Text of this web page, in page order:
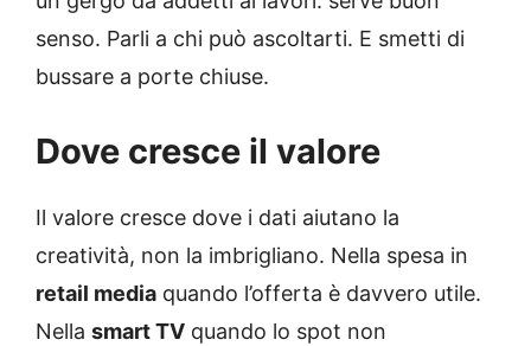
senso. Parli a chi può ascoltarti. E smetti di
bussare a porte chiuse.
Dove cresce il valore
Il valore cresce dove i dati aiutano la
creatività, non la imbrigliano. Nella spesa in
retail media quando l’offerta è davvero utile.
Nella smart TV quando lo spot non